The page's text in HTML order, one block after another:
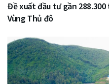
Đề xuất đầu tư gần
Vùng Thủ đô